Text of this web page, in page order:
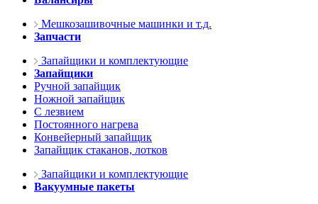
Мешкозашивочные машинки и т.д.
Запчасти
Запайщики и комплектующие
Запайщики
Ручной запайщик
Ножной запайщик
С лезвием
Постоянного нагрева
Конвейерный запайщик
Запайщик стаканов, лотков
Запайщики и комплектующие
Вакуумные пакеты